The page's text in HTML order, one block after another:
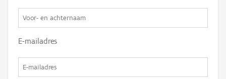
E-mailadres